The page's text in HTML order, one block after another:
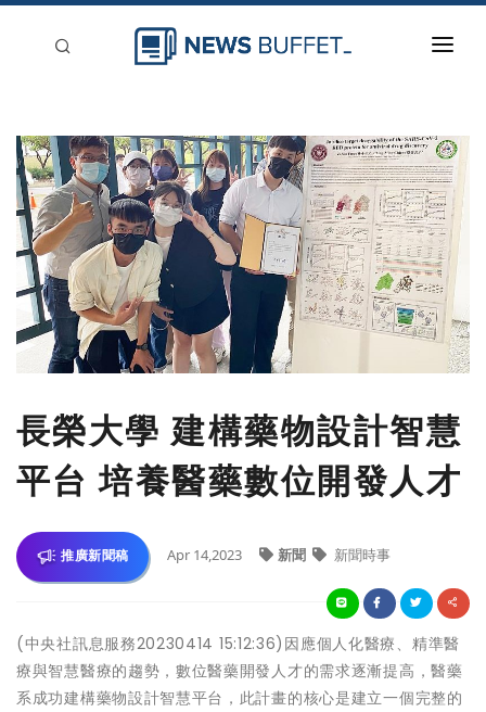
新聞稿分類
登入
刊登
長榮大學 建構藥物設計智慧
平台 培養醫藥數位開發人才
推廣新聞稿 Apr 14,2023 新聞 新聞時事
(中央社訊息服務20230414 15:12:36)因應個人化醫療、精準醫
療與智慧醫療的趨勢，數位醫藥開發人才的需求逐漸提高，醫藥
系成功建構藥物設計智慧平台，此計畫的核心是建立一個完整的